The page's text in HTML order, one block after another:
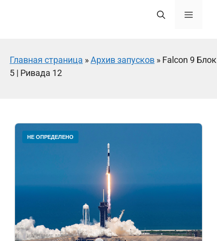
Меню
Главная страница »Архив запусков » Falcon 9 Блок
5 | Ривада 12
НЕ ОПРЕДЕЛЕНО
НАЗВАНИЕ МИССИИ